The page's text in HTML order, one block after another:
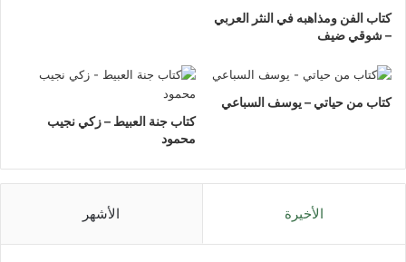
كتاب الفن ومذاهبه في النثر العربي
– شوقي ضيف
كتاب من حياتي – يوسف السباعي
كتاب جنة العبيط – زكي نجيب
محمود
الأخيرة الأشهر